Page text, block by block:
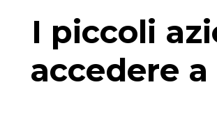
I piccoli
accedere